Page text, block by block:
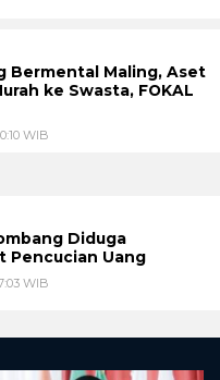
Bermental Maling, Aset
ke Swasta, FOKAL
WIB
Diduga
Pencucian Uang
WIB